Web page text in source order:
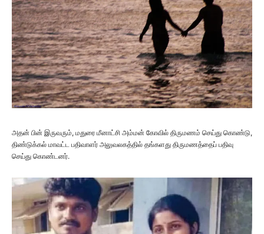
அதன் பின் இருவரும், மதுரை மீனாட்சி அம்மன் கோவில் திருமணம் செய்து கொண்டு,
திண்டுக்கல் மாவட்ட பதிவாளர் அலுவலகத்தில் தங்களது திருமணத்தைப் பதிவு
செய்து கொண்டனர்.